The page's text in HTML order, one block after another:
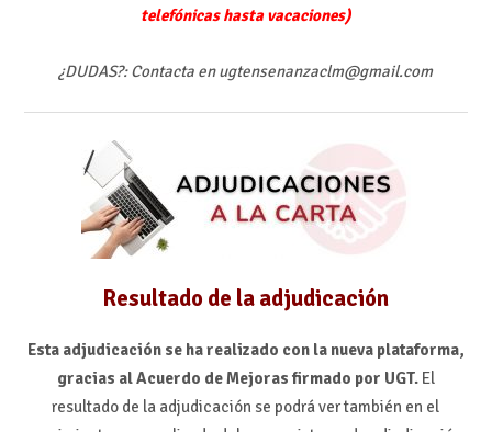
telefónicas hasta vacaciones)
¿DUDAS?: Contacta en ugtensenanzaclm@gmail.com
Resultado de la adjudicación
Esta adjudicación se ha realizado con la nueva plataforma,
gracias al Acuerdo de Mejoras firmado por UGT. El
resultado de la adjudicación se podrá ver también en el